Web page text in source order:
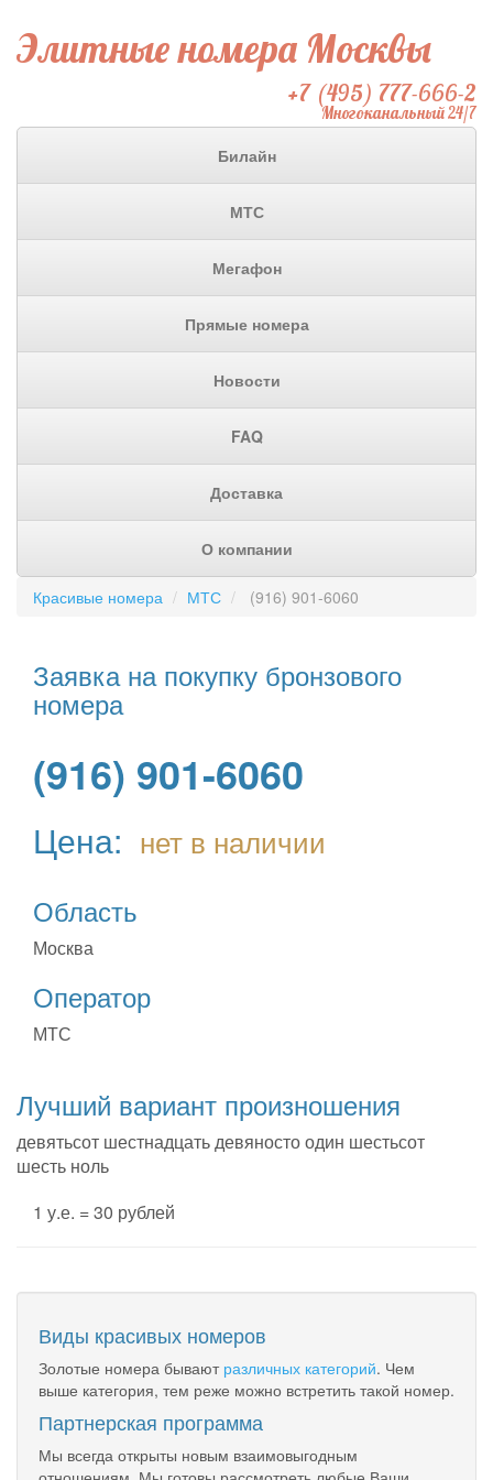
Элитные номера Москвы
+7 (495) 777-666-2
Многоканальный 24/7
Билайн
МТС
Мегафон
Прямые номера
Новости
FAQ
Доставка
О компании
Красивые номера МТС (916) 901-6060
Заявка на покупку бронзового
номера
(916) 901-6060
Цена: нет в наличии
Область
Москва
Оператор
МТС
Лучший вариант произношения
девятьсот шестнадцать девяносто один шестьсот
шесть ноль
1 у.е. = 30 рублей
Виды красивых номеров
Золотые номера бывают различных категорий. Чем
выше категория, тем реже можно встретить такой номер.
Партнерская программа
Мы всегда открыты новым взаимовыгодным